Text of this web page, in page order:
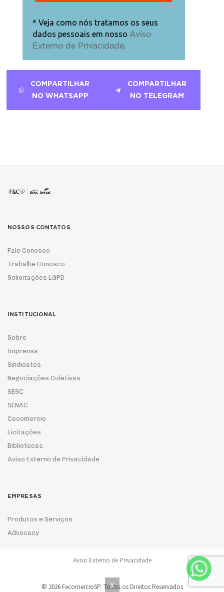
* Veja como nós tratamos os seus
dados pessoais em nosso Aviso
Externo de Privacidade.
COMPARTILHAR
NO WHATSAPP
COMPARTILHAR
NO TELEGRAM
NOSSOS CONTATOS
Fale Conosco
Trabalhe Conosco
Solicitações LGPD
INSTITUCIONAL
Sobre
Imprensa
Sindicatos
Negociações Coletivas
SESC
SENAC
Cecomercio
Licitações
Bibliotecas
Aviso Externo de Privacidade
EMPRESAS
Produtos e Serviços
Advocacy
Aviso Externo de Privacidade
© 2026 FecomercioSP. Todos os Direitos Reservados
X